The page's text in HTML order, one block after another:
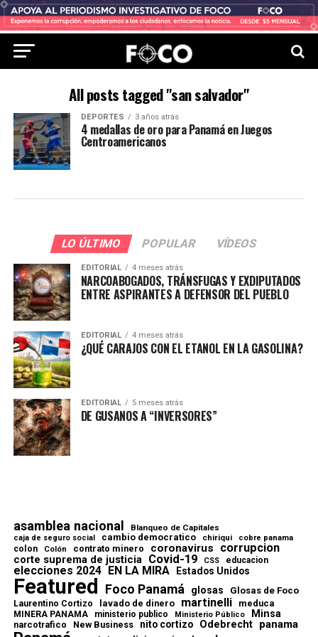
All posts tagged "san salvador"
DEPORTES 3 años atrás
4 medallas de oro para Panamá en Juegos
Centroamericanos
LO ÚLTIMO POPULAR VÍDEOS
EDITORIAL 4 meses atrás
NARCOABOGADOS, TRÁNSFUGAS Y EXDIPUTADOS
ENTRE ASPIRANTES A DEFENSOR DEL PUEBLO
EDITORIAL 4 meses atrás
¿QUÉ CARAJOS CON EL ETANOL EN LA GASOLINA?
EDITORIAL 5 meses atrás
DE GUSANOS A “INVERSORES”
asamblea nacional Blanqueo de Capitales
caja de seguro social cambio democratico chiriqui cobre panama
colon Colón contrato minero coronavirus corrupcion
corte suprema de justicia Covid-19 CSS educacion
elecciones 2024 EN LA MIRA Estados Unidos
Featured Foco Panamá glosas Glosas de Foco
Laurentino Cortizo lavado de dinero martinelli meduca
MINERA PANAMA ministerio publico Ministerio Público Minsa
narcotrafico New Business nito cortizo Odebrecht panama